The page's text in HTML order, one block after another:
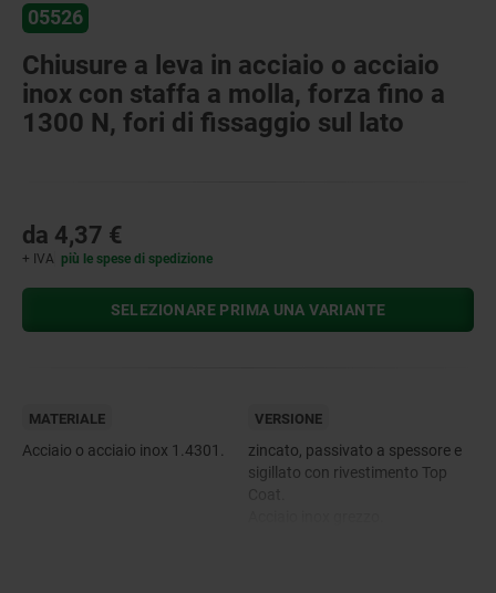
05526
Chiusure a leva in acciaio o acciaio
inox con staffa a molla, forza fino a
1300 N, fori di fissaggio sul lato
da 4,37 €
+ IVA più le spese di spedizione
SELEZIONARE PRIMA UNA VARIANTE
MATERIALE
Acciaio o acciaio inox 1.4301.
VERSIONE
zincato, passivato a spessore e
sigillato con rivestimento Top